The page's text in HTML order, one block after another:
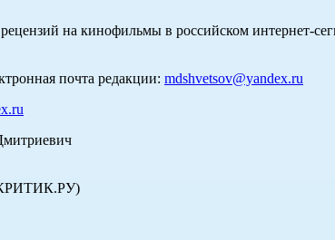
на кинофильмы в российском интернет-
почта редакции: mdshvetsov@yandex.ru